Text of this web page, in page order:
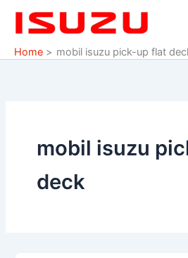
Home
mobil isuzu pick-up flat
mobil isuzu
deck